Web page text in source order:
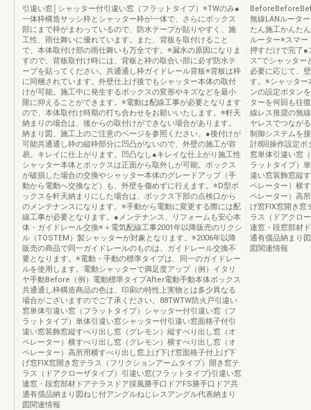
引違い窓│シャッター付引違い窓（フラットタイプ）※TWのみ●
一体枠構造サッシ枠とシャッター枠が一体で、さらにボックス
部にまで枠がまわっているので、防水テープが貼りやすく、施
工性、雨仕舞いに優れています。また、背板を取付けること
で、本体取付け部の雨仕舞いも万全です。※漏水の原因になりま
すので、背板取付け時には、背板と枠の取合い部に必ず防水テ
ープを貼ってください。共通通し枠ガイドレール背板※背板は枠
に同梱されています。外壁仕上げ後でもシャッター本体の取付
けが可能。施工中に発生するボックスの変形やキズなどを最小
限に抑えることができます。※電動は配線工事が必要となります
ので、本体取付け時期の打ち合わせをお願いいたします。※軒天
納まりの場合は、後からの取付けができない場合があります。
納まり図、施工上のご注意のページを参照ください。●後付けが
可能共通通し枠の縦枠部分に凹凸がないので、外壁の施工が容
易。キレイに仕上がります。凹凸なし●キレイな仕上がり施工性
シャッター本体とボックスは正面から取外しが可能。ボックス
が破損した場合の交換やシャッター本体のグレードアップ（手
動から電動へ交換など）も、外壁を傷めずに行えます。※D型ボ
ックスを軒天納まりにした場合は、ボックス下部の点検口から
のメンテナンスになります。※手動から電動に変更する際には配
線工事が必要となります。●メンテナンス、リフォームも安心本
体・ガイドレール交換※＋電気配線工事2001年以降販売のリクシ
ル（TOSTEM）製シャッターが対象となります。※2006年以降
販売の商品で同一ガイドレールのものは、ガイドレール交換不
要となります。※電動・手動の標準タイプは、同一のガイドレー
ルを使用します。電動シャッターで満足度アップ（例）イタリ
ヤ手動Before（例）電動標準タイプAfter電動手動本体ボックス
共通通し枠構造商品の色は、印刷の特性上実物とは多少異なる
場合がございますのでご了承ください。88TWTW防火戸引違い
窓単体引違い窓（フラットタイプ）シャッター付引違い窓（フ
ラットタイプ）単体引違い窓シャッター付引違い窓面格子付引
違い窓装飾窓縦すべり出し窓（グレモン）縦すべり出し窓（オ
ペレーター）横すべり出し窓（グレモン）横すべり出し窓（オ
ペレーター）高所用横すべり出し窓上げ下げ窓面格子付上げ下
げ窓FIX窓開き窓テラス（フリクションアームタイプ）開き窓テ
ラス（ドアクローザタイプ）引違い窓(フラットタイプ)引違い窓
連窓・段窓部材ドアテラスドア採風勝手口ドアFS勝手口ドア共
通有償品納まり図ねじ付アングルねじレスアングル代表納まり
図関連情報
無線LANルータ
たん施工かんた
ルーター※スマー
押すだけで完了●
ス”でシャッター
必要に応じて、
す。※シャッター
ンの設定ボタン
ターを何回も往
線レス推奨の無
ヤレスでつなが
制御システムを
計8回操作設定ボ
窓単体引違い窓
ラットタイプ）
違い窓装飾窓縦
ペレーター）横
ペレーター）高
げ窓FIX窓開き窓
ラス（ドアクロ
連窓・段窓部材
通有償品納まり
図関連情報